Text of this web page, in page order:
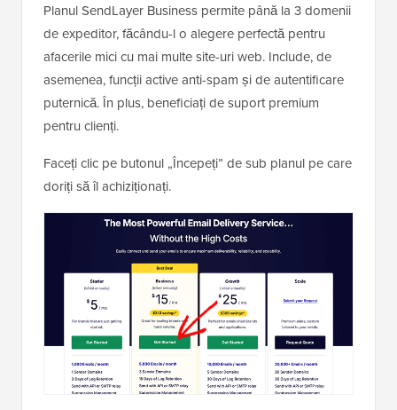
Planul SendLayer Business permite până la 3 domenii
de expeditor, făcându-l o alegere perfectă pentru
afacerile mici cu mai multe site-uri web. Include, de
asemenea, funcții active anti-spam și de autentificare
puternică. În plus, beneficiați de suport premium
pentru clienți.
Faceți clic pe butonul „Începeți” de sub planul pe care
doriți să îl achiziționați.